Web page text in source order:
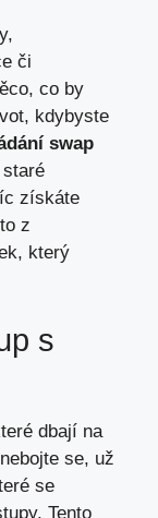
či
co by
kdybyste
swap
získáte
z
který
s
dbají na
se, už
se
Tento